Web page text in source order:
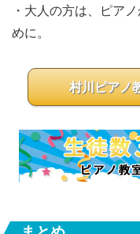
・大人の方は、ピア
めに。
村川ピアノ